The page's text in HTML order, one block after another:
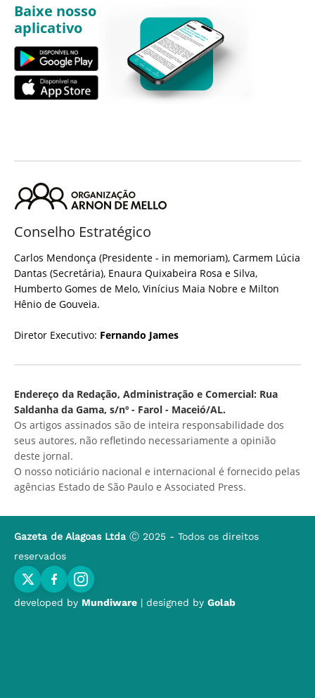
Baixe nosso
aplicativo
Conselho Estratégico
Carlos Mendonça (Presidente - in memoriam), Carmem Lúcia
Dantas (Secretária), Enaura Quixabeira Rosa e Silva,
Humberto Gomes de Melo, Vinícius Maia Nobre e Milton
Hênio de Gouveia.
Diretor Executivo: Fernando James
Endereço da Redação, Administração e Comercial: Rua
Saldanha da Gama, s/nº - Farol - Maceió/AL.
Os artigos assinados são de inteira responsabilidade dos
seus autores, não refletindo necessariamente a opinião
deste jornal.
O nosso noticiário nacional e internacional é fornecido pelas
agências Estado de São Paulo e Associated Press.
Gazeta de Alagoas Ltda Ⓒ 2025 - Todos os direitos
reservados
developed by Mundiware | designed by Golab